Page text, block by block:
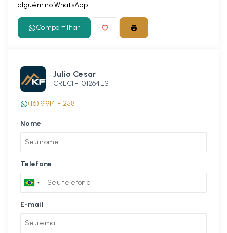
alguém no WhatsApp:
Compartilhar
Julio Cesar
CRECI - 101264EST
(16) 9 9141-1258
Nome
Telefone
E-mail